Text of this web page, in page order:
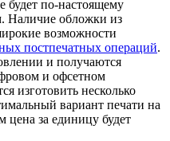
будет по-настоящему
Наличие обложки из
возможности
постпечатных операций.
и получаются
и офсетном
изготовить несколько
вариант печати на
за единицу будет